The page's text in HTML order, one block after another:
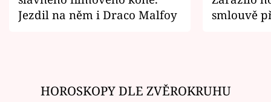
Jezdil na něm i Draco Malfoy
smlouvě
HOROSKOPY DLE ZVĚROKRUHU